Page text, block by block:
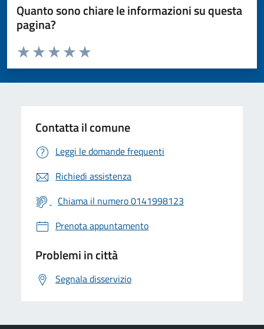
Quanto sono chiare le informazioni su questa
pagina?
Valuta da 1 a 5 stelle la pagina
Valuta 5 stelle su 5
Valuta 4 stelle su 5
Valuta 3 stelle su 5
Valuta 2 stelle su 5
Valuta 1 stelle su 5
Contatta il comune
Leggi le domande frequenti
Richiedi assistenza
Chiama il numero 0141998123
Prenota appuntamento
Problemi in città
Segnala disservizio